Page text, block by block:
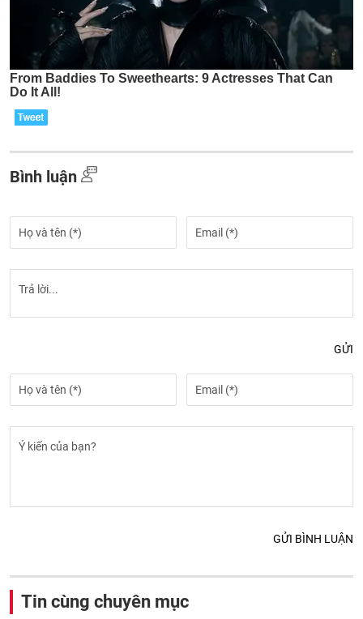
Bình luận
GỬI
GỬI BÌNH LUẬN
Tin cùng chuyên mục